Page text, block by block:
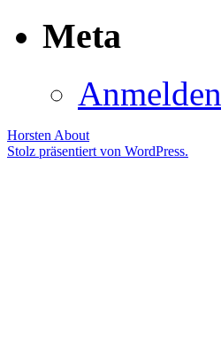
Meta
Anmelden
Horsten About
Stolz präsentiert von WordPress.